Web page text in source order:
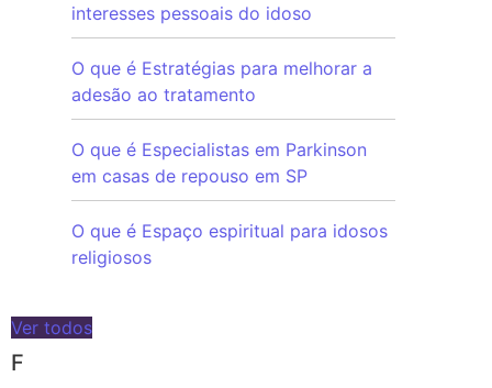
interesses pessoais do idoso
O que é Estratégias para melhorar a
adesão ao tratamento
O que é Especialistas em Parkinson
em casas de repouso em SP
O que é Espaço espiritual para idosos
religiosos
Ver todos
F